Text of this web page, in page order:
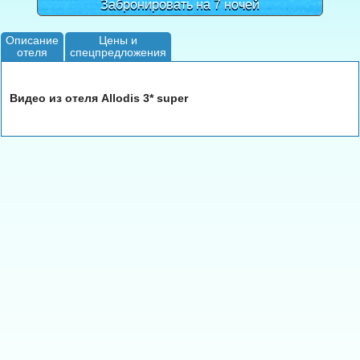
Забронировать на 7 ночей
Описание
отеля
Цены и
спецпредложения
Видео из отеля Allodis 3* super